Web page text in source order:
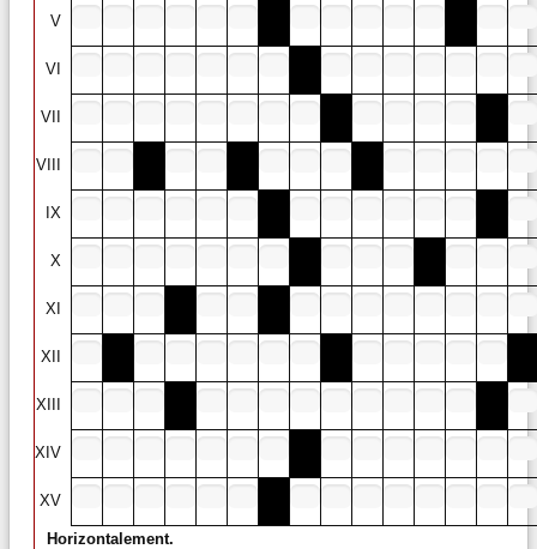
V
VI
VII
VIII
IX
X
XI
XII
XIII
XIV
XV
Horizontalement.